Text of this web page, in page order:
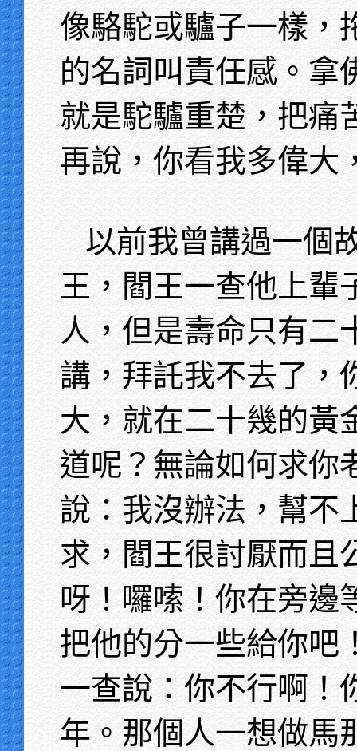
像駱駝或驢子一樣，
的名詞叫責任感。拿
就是駝驢重楚，把痛
再說，你看我多偉大
以前我曾講過一個
王，閻王一查他上輩
人，但是壽命只有二
講，拜託我不去了，
大，就在二十幾的黃
道呢？無論如何求你
說：我沒辦法，幫不
求，閻王很討厭而且
呀！囉嗦！你在旁邊
把他的分一些給你吧
一查說：你不行啊！
年。那個人一想做馬